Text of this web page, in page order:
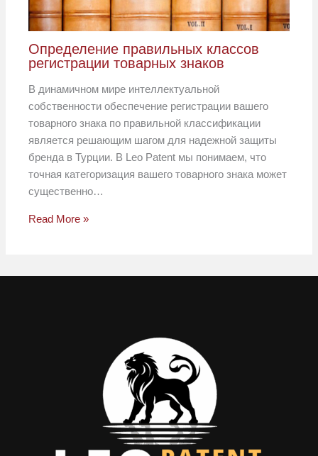
Определение правильных классов
регистрации товарных знаков
В динамичном мире интеллектуальной
собственности обеспечение регистрации вашего
товарного знака по правильной классификации
является решающим шагом для надежной защиты
бренда в Турции. В Leo Patent мы понимаем, что
точная категоризация вашего товарного знака может
существенно…
Read More »